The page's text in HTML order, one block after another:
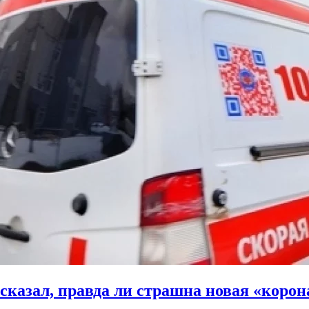
правда ли страшна новая